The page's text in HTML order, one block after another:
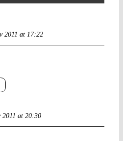
2011 at 17:22
2011 at 20:30